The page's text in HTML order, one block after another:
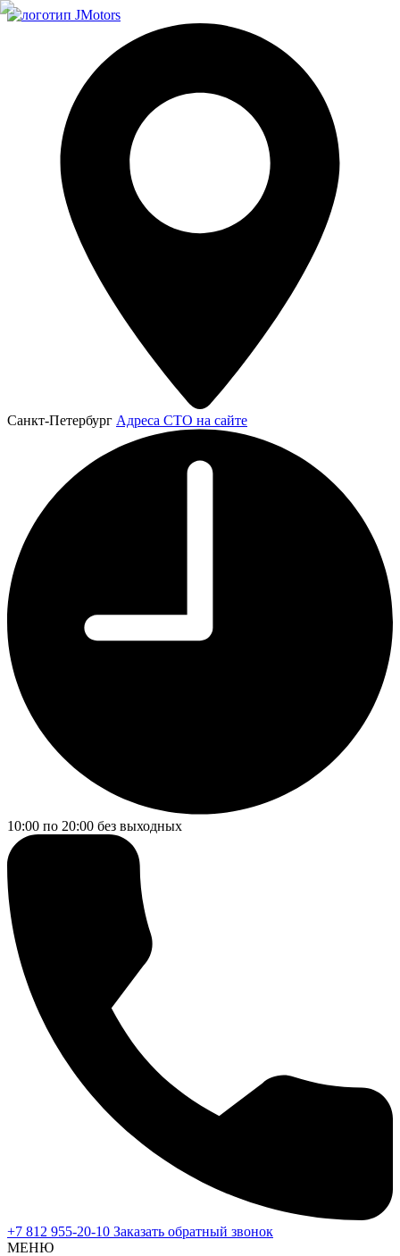
Санкт-Петербург Адреса СТО на сайте
10:00 по 20:00 без выходных
+7 812 955-20-10 Заказать обратный звонок
МЕНЮ